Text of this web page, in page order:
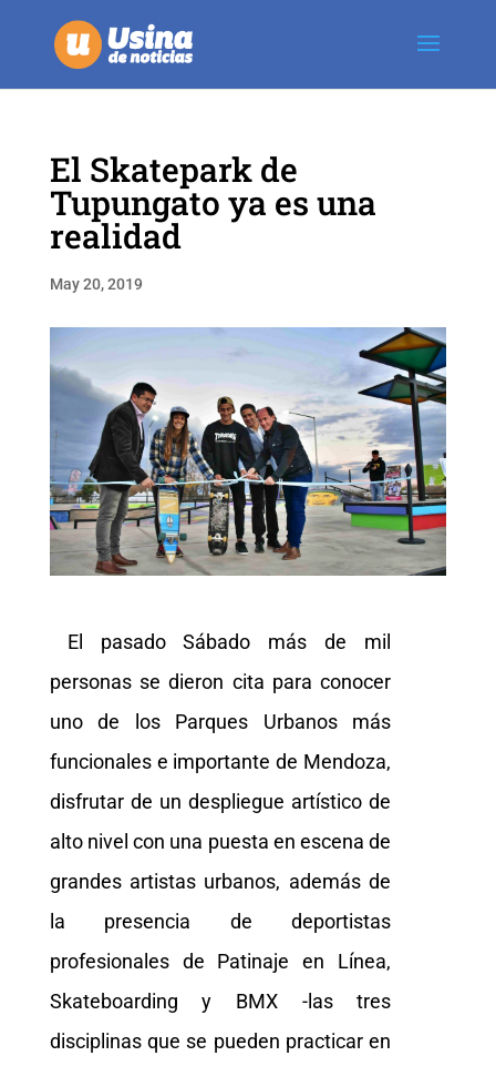
El Skatepark de
Tupungato ya es una
realidad
May 20, 2019
El pasado Sábado más de mil
personas se dieron cita para conocer
uno de los Parques Urbanos más
funcionales e importante de Mendoza,
disfrutar de un despliegue artístico de
alto nivel con una puesta en escena de
grandes artistas urbanos, además de
la presencia de deportistas
profesionales de Patinaje en Línea,
Skateboarding y BMX -las tres
disciplinas que se pueden practicar en